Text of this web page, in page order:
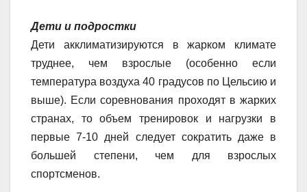
Дети и подростки
Дети акклиматизируются в жарком климате
труднее, чем взрослые (особенно если
температура воздуха 40 градусов по Цельсию и
выше). Если соревнования проходят в жарких
странах, то объем тренировок и нагрузки в
первые 7-10 дней следует сократить даже в
большей степени, чем для взрослых
спортсменов.